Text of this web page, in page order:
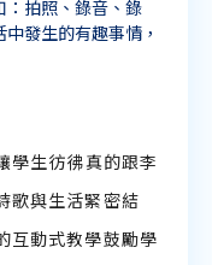
：拍照、錄音、錄
發生的有趣事情，
學生彷彿真的跟李
歌與生活緊密結
互動式教學鼓勵學